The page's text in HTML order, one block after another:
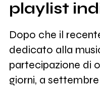
playlist
Dopo che il
dedicato alla
partecipazione di
giorni, a